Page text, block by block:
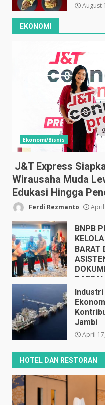
August
EKONOMI
Ekonomi/Bisnis
J&T Express
Wirausaha Muda
Edukasi Hingga
Ferdi Rezmanto
BNPB
BARAT
April
Jambi
April
HOTEL DAN RESTORAN